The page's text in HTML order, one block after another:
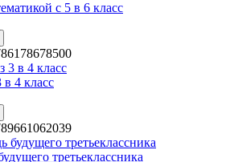
с 5 в 6 класс
4 класс
третьеклассника